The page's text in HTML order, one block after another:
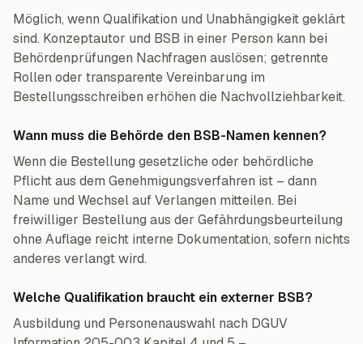
Möglich, wenn Qualifikation und Unabhängigkeit geklärt
sind. Konzeptautor und BSB in einer Person kann bei
Behördenprüfungen Nachfragen auslösen; getrennte
Rollen oder transparente Vereinbarung im
Bestellungsschreiben erhöhen die Nachvollziehbarkeit.
Wann muss die Behörde den BSB-Namen kennen?
Wenn die Bestellung gesetzliche oder behördliche
Pflicht aus dem Genehmigungsverfahren ist – dann
Name und Wechsel auf Verlangen mitteilen. Bei
freiwilliger Bestellung aus der Gefährdungsbeurteilung
ohne Auflage reicht interne Dokumentation, sofern nichts
anderes verlangt wird.
Welche Qualifikation braucht ein externer BSB?
Ausbildung und Personenauswahl nach DGUV